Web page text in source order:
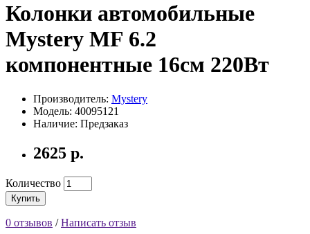
Колонки автомобильные
Mystery MF 6.2
компонентные 16см 220Вт
Производитель: Mystery
Модель: 40095121
Наличие: Предзаказ
2625 р.
Количество
Купить
0 отзывов /Написать отзыв